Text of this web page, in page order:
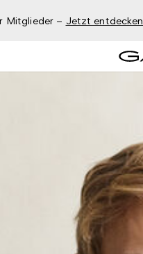
Mitglieder – Jetzt entdecken